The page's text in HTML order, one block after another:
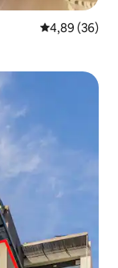
4,89 av 5 i
4,89 (36)